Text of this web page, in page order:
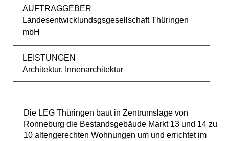
AUFTRAGGEBER
Landesentwicklundsgsgesellschaft Thüringen
mbH
LEISTUNGEN
Architektur, Innenarchitektur
Die LEG Thüringen baut in Zentrumslage von
Ronneburg die Bestandsgebäude Markt 13 und 14 zu
10 altengerechten Wohnungen um und errichtet im
stehen unter Denkmalschutz. Im Erdgeschoss Markt
14 wird ein Ladenlokal (Frisör) errichtet. Das
ehemalige Ladenlokal im Erdgeschoss von Markt 13